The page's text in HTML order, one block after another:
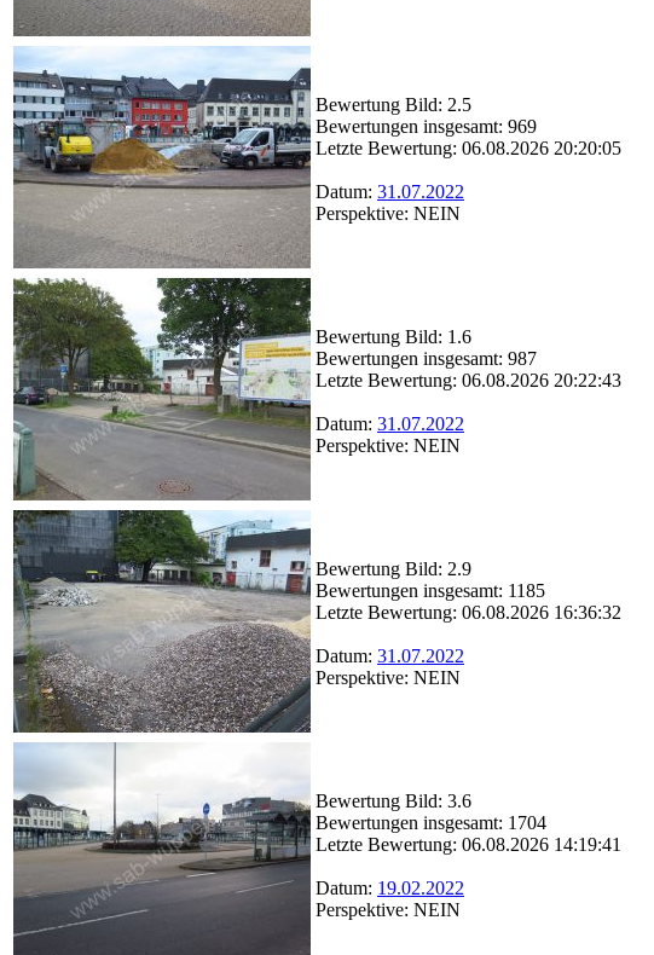
Bewertung Bild: 2.5
Bewertungen insgesamt: 969
Letzte Bewertung: 06.08.2026 20:20:05
Datum: 31.07.2022
Perspektive: NEIN
Bewertung Bild: 1.6
Bewertungen insgesamt: 987
Letzte Bewertung: 06.08.2026 20:22:43
Datum: 31.07.2022
Perspektive: NEIN
Bewertung Bild: 2.9
Bewertungen insgesamt: 1185
Letzte Bewertung: 06.08.2026 16:36:32
Datum: 31.07.2022
Perspektive: NEIN
Bewertung Bild: 3.6
Bewertungen insgesamt: 1704
Letzte Bewertung: 06.08.2026 14:19:41
Datum: 19.02.2022
Perspektive: NEIN